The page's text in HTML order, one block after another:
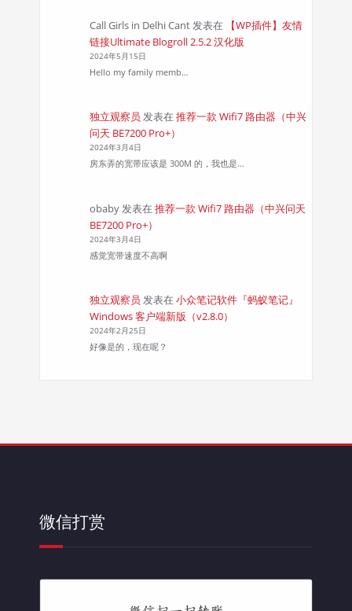
Call Girls in Delhi Cant发表在
【WP插件】友情
链接Ultimate Blogroll 2.5.2 汉化版
2024年5月15日
Hello my family memb…
独立观察员 发表在 推荐一款 Wifi7 路由器（中兴
问天 BE7200 Pro+）
2024年3月4日
房东弄的宽带应该是 300M 的，我也是…
obaby发表在 推荐一款 Wifi7 路由器（中兴问天
BE7200 Pro+）
2024年3月4日
感觉宽带速度不高啊
独立观察员 发表在 小众笔记软件『蚂蚁笔记』
Windows 客户端新版（v2.8.0）
2024年2月25日
好像是的，现在呢？
微信打赏